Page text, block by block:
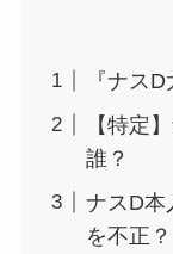
『ナス
【特定
誰？
ナスD本
を不正？